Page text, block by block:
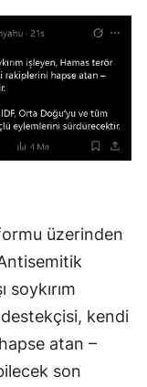
üzerinden
soykırım
kendi
atan –
son